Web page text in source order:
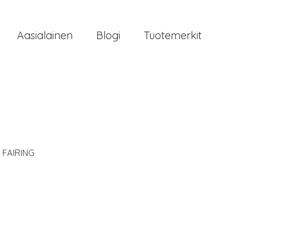
Aasialainen Blogi Tuotemerkit
FAIRING